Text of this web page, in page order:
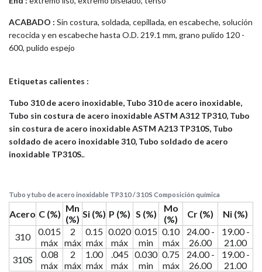
ACABADO : Sin costura, soldada, cepillada, en escabeche, solución
recocida y en escabeche hasta O.D. 219.1 mm, grano pulido 120 -
600, pulido espejo
Etiquetas calientes :
Tubo 310 de acero inoxidable, Tubo 310 de acero inoxidable,
Tubo sin costura de acero inoxidable ASTM A312 TP310, Tubo
sin costura de acero inoxidable ASTM A213 TP310S, Tubo
soldado de acero inoxidable 310, Tubo soldado de acero
inoxidable TP310S..
Tubo y tubo de acero inoxidable TP310 / 310S Composición química
Acero C (%)
Mn
(%) Si (%) P (%) S (%)
Mo
(%)
Cr (%) Ni (%)
310
0.015
máx
2
máx
0.15
máx
0.020
máx
0.015
min
0.10
máx
24.00 -
26.00
19.00 -
21.00
310S
0.08
máx
2
máx
1.00
máx
.045
máx
0.030
min
0.75
máx
24.00 -
26.00
19.00 -
21.00